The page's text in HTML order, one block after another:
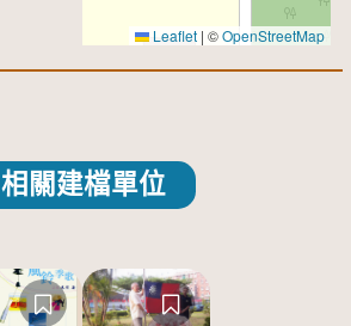
Leaflet | ©OpenStreetMap
相關建檔單位